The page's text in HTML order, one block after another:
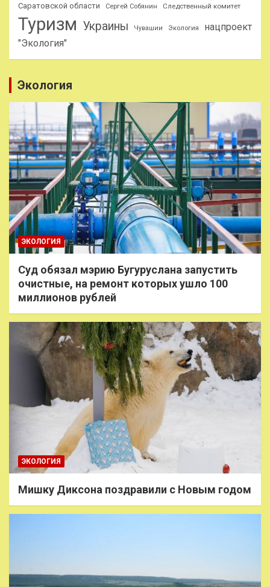
Саратовской области Сергей Собянин Следственный комитет
Туризм Украины Чувашии Экология
нацпроект
"Экология"
Экология
ЭКОЛОГИЯ
Суд обязал мэрию Бугуруслана запустить
очистные, на ремонт которых ушло 100
миллионов рублей
ЭКОЛОГИЯ
Мишку Диксона поздравили с Новым годом